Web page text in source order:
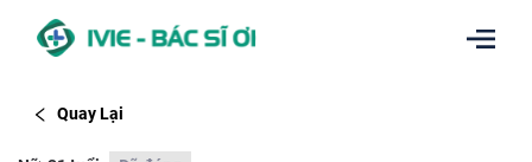
Quay Lại